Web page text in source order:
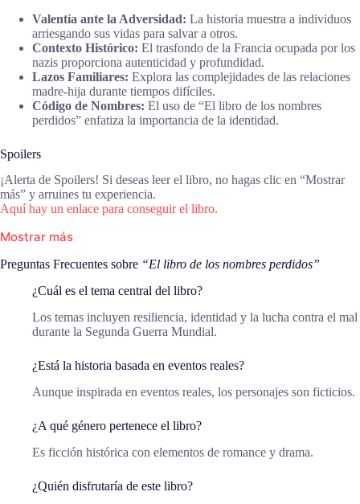
Valentía ante la Adversidad: La historia muestra a individuos
arriesgando sus vidas para salvar a otros.
Contexto Histórico: El trasfondo de la Francia ocupada por los
nazis proporciona autenticidad y profundidad.
Lazos Familiares: Explora las complejidades de las relaciones
madre-hija durante tiempos difíciles.
Código de Nombres: El uso de “El libro de los nombres
perdidos” enfatiza la importancia de la identidad.
Spoilers
¡Alerta de Spoilers! Si deseas leer el libro, no hagas clic en “Mostrar
más” y arruines tu experiencia.
Aquí hay un enlace para conseguir el libro.
Mostrar más
Preguntas Frecuentes sobre “El libro de los nombres perdidos”
¿Cuál es el tema central del libro?
Los temas incluyen resiliencia, identidad y la lucha contra el mal
durante la Segunda Guerra Mundial.
¿Está la historia basada en eventos reales?
Aunque inspirada en eventos reales, los personajes son ficticios.
¿A qué género pertenece el libro?
Es ficción histórica con elementos de romance y drama.
¿Quién disfrutaría de este libro?